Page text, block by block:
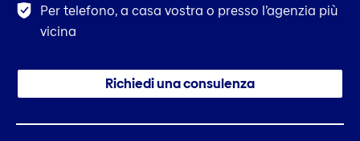
Per telefono, a casa vostra o presso l’agenzia più
vicina
Richiedi una consulenza